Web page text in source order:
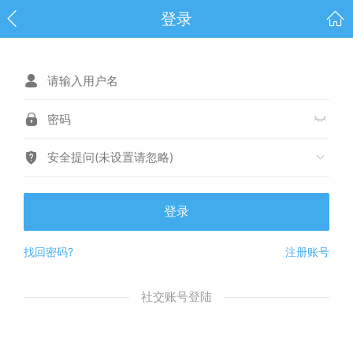
登录
安全提问(未设置请忽略)
登录
找回密码? 注册账号
社交账号登陆